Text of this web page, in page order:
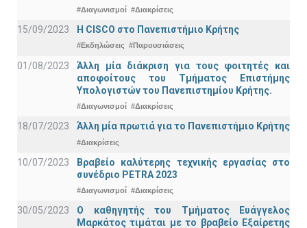
#Διαγωνισμοί #Διακρίσεις
15/09/2023 Η CISCO στο Πανεπιστήμιο Κρήτης
#Εκδηλώσεις #Παρουσιάσεις
01/08/2023
Άλλη μία διάκριση για τους φοιτητές και
αποφοίτους του Τμήματος Επιστήμης
Υπολογιστών του Πανεπιστημίου Κρήτης.
#Διαγωνισμοί #Διακρίσεις
18/07/2023 Άλλη μία πρωτιά για το Πανεπιστήμιο Κρήτης
#Διακρίσεις
10/07/2023
Βραβείο καλύτερης τεχνικής εργασίας στο
συνέδριο PETRA 2023
#Διαγωνισμοί #Διακρίσεις
30/05/2023
Ο καθηγητής του Τμήματος Ευάγγελος
Μαρκάτος τιμάται με το βραβείο Εξαίρετης